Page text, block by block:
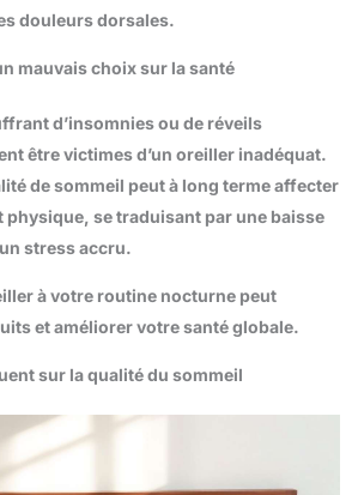
douleurs dorsales.
mauvais choix sur la santé
d’insomnies ou de réveils
être victimes d’un oreiller inadéquat.
de sommeil peut à long terme affecter
physique, se traduisant par une baisse
stress accru.
à votre routine nocturne peut
et améliorer votre santé globale.
sur la qualité du sommeil